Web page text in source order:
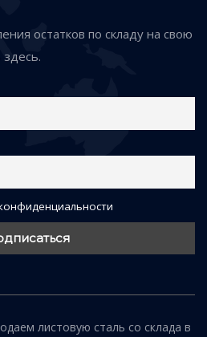
остатков по складу на свою
листовую сталь со склада в